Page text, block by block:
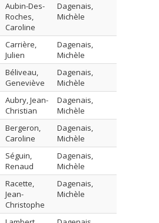
Aubin-Des-
Roches,
Caroline
Dagenais,
Michèle
Carrière,
Julien
Dagenais,
Michèle
Béliveau,
Geneviève
Dagenais,
Michèle
Aubry, Jean-
Christian
Dagenais,
Michèle
Bergeron,
Caroline
Dagenais,
Michèle
Séguin,
Renaud
Dagenais,
Michèle
Racette,
Jean-
Christophe
Dagenais,
Michèle